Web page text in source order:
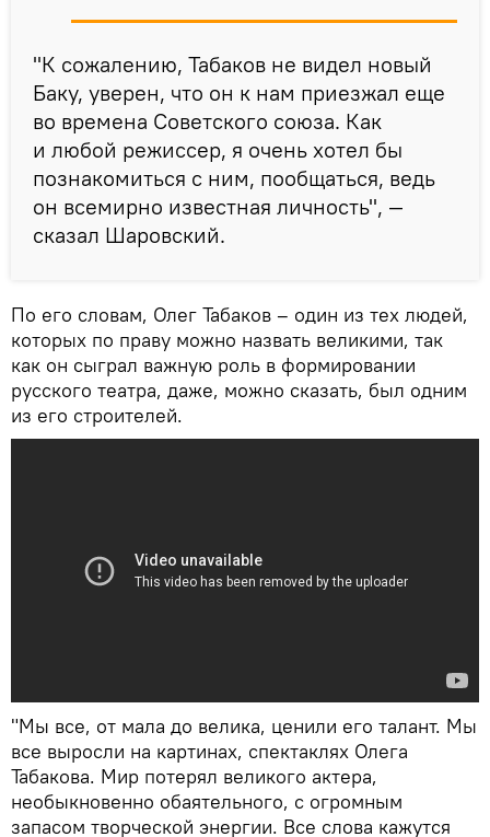
"К сожалению, Табаков не видел новый
Баку, уверен, что он к нам приезжал еще
во времена Советского союза. Как
и любой режиссер, я очень хотел бы
познакомиться с ним, пообщаться, ведь
он всемирно известная личность", —
сказал Шаровский.
По его словам, Олег Табаков – один из тех людей,
которых по праву можно назвать великими, так
как он сыграл важную роль в формировании
русского театра, даже, можно сказать, был одним
из его строителей.
"Мы все, от мала до велика, ценили его талант. Мы
все выросли на картинах, спектаклях Олега
Табакова. Мир потерял великого актера,
необыкновенно обаятельного, с огромным
запасом творческой энергии. Все слова кажутся